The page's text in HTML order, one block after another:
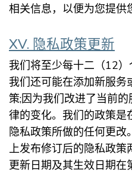
相关信息，以便为您提供
XV. 隐私政策更新
我们将至少每十二（12）
我们还可能在添加新服
策;因为我们改进了当前
律的变化。我们的政策是
隐私政策所做的任何更
上发布修订后的隐私政策
更新日期及其生效日期